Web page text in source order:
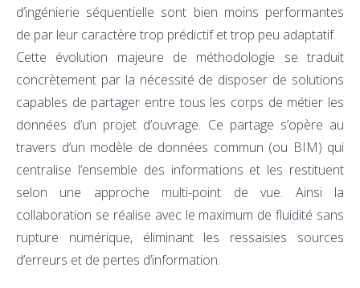
d’ingénierie séquentielle sont bien moins performantes
de par leur caractère trop prédictif et trop peu adaptatif.
Cette évolution majeure de méthodologie se traduit
concrètement par la nécessité de disposer de solutions
capables de partager entre tous les corps de métier les
données d’un projet d’ouvrage. Ce partage s’opère au
travers d’un modèle de données commun (ou BIM) qui
centralise l’ensemble des informations et les restituent
selon une approche multi-point de vue. Ainsi la
collaboration se réalise avec le maximum de fluidité sans
rupture numérique, éliminant les ressaisies sources
d’erreurs et de pertes d’information.